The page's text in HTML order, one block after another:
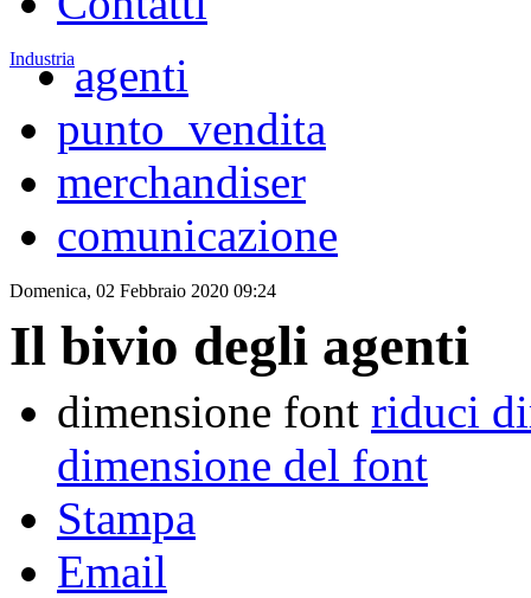
Industriaagenti
punto_vendita
merchandiser
comunicazione
Domenica, 02 Febbraio 2020 09:24
Il bivio degli agenti
dimensione font riduci
dimensione del font
Stampa
Email